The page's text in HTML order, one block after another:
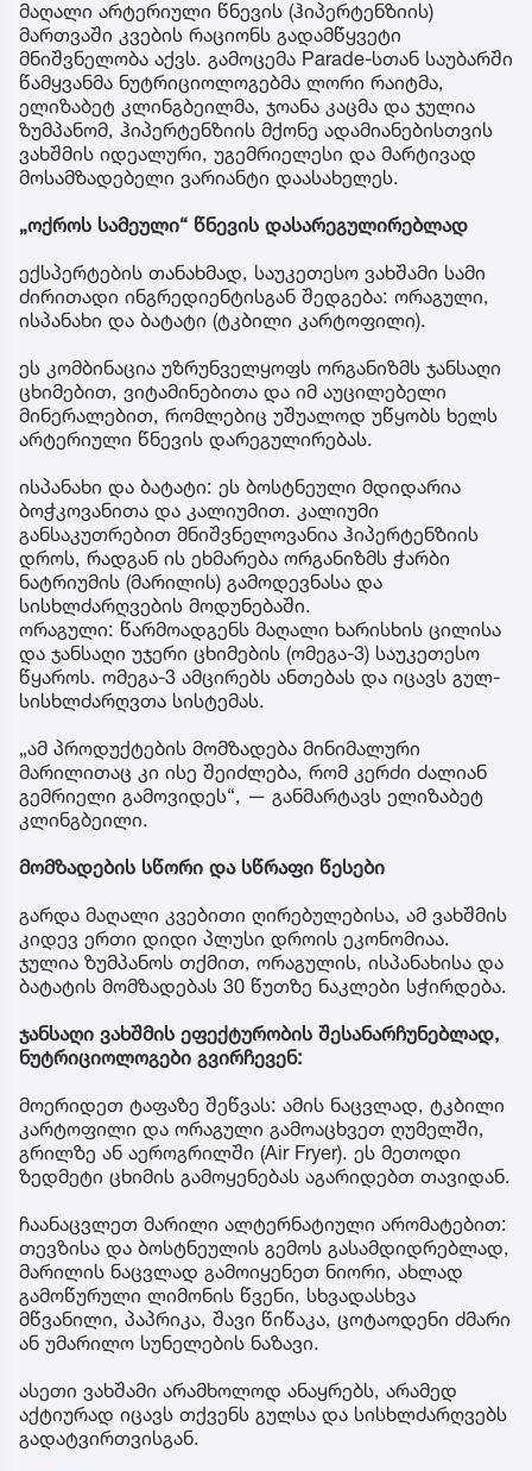
მაღალი არტერიული წნევის (ჰიპერტენზიის)
მართვაში კვების რაციონს გადამწყვეტი
მნიშვნელობა აქვს. გამოცემა Parade-სთან საუბარში
წამყვანმა ნუტრიციოლოგებმა ლორი რაიტმა,
ელიზაბეტ კლინგბეილმა, ჯოანა კაცმა და ჯულია
ზუმპანომ, ჰიპერტენზიის მქონე ადამიანებისთვის
ვახშმის იდეალური, უგემრიელესი და მარტივად
მოსამზადებელი ვარიანტი დაასახელეს.
„ოქროს სამეული“ წნევის დასარეგულირებლად
ექსპერტების თანახმად, საუკეთესო ვახშამი სამი
ძირითადი ინგრედიენტისგან შედგება: ორაგული,
ისპანახი და ბატატი (ტკბილი კარტოფილი).
ეს კომბინაცია უზრუნველყოფს ორგანიზმს ჯანსაღი
ცხიმებით, ვიტამინებითა და იმ აუცილებელი
მინერალებით, რომლებიც უშუალოდ უწყობს ხელს
არტერიული წნევის დარეგულირებას.
ისპანახი და ბატატი: ეს ბოსტნეული მდიდარია
ბოჭკოვანითა და კალიუმით. კალიუმი
განსაკუთრებით მნიშვნელოვანია ჰიპერტენზიის
დროს, რადგან ის ეხმარება ორგანიზმს ჭარბი
ნატრიუმის (მარილის) გამოდევნასა და
სისხლძარღვების მოდუნებაში.
ორაგული: წარმოადგენს მაღალი ხარისხის ცილისა
და ჯანსაღი უჯერი ცხიმების (ომეგა-3) საუკეთესო
წყაროს. ომეგა-3 ამცირებს ანთებას და იცავს გულ-
სისხლძარღვთა სისტემას.
„ამ პროდუქტების მომზადება მინიმალური
მარილითაც კი ისე შეიძლება, რომ კერძი ძალიან
გემრიელი გამოვიდეს“, — განმარტავს ელიზაბეტ
კლინგბეილი.
მომზადების სწორი და სწრაფი წესები
გარდა მაღალი კვებითი ღირებულებისა, ამ ვახშმის
კიდევ ერთი დიდი პლუსი დროის ეკონომიაა.
ჯულია ზუმპანოს თქმით, ორაგულის, ისპანახისა და
ბატატის მომზადებას 30 წუთზე ნაკლები სჭირდება.
ჯანსაღი ვახშმის ეფექტურობის შესანარჩუნებლად,
ნუტრიციოლოგები გვირჩევენ:
მოერიდეთ ტაფაზე შეწვას: ამის ნაცვლად, ტკბილი
კარტოფილი და ორაგული გამოაცხვეთ ღუმელში,
გრილზე ან აეროგრილში (Air Fryer). ეს მეთოდი
ზედმეტი ცხიმის გამოყენებას აგარიდებთ თავიდან.
ჩაანაცვლეთ მარილი ალტერნატიული არომატებით:
თევზისა და ბოსტნეულის გემოს გასამდიდრებლად,
მარილის ნაცვლად გამოიყენეთ ნიორი, ახლად
გამოწურული ლიმონის წვენი, სხვადასხვა
მწვანილი, პაპრიკა, შავი წიწაკა, ცოტაოდენი ძმარი
ან უმარილო სუნელების ნაზავი.
ასეთი ვახშამი არამხოლოდ ანაყრებს, არამედ
აქტიურად იცავს თქვენს გულსა და სისხლძარღვებს
გადატვირთვისგან.